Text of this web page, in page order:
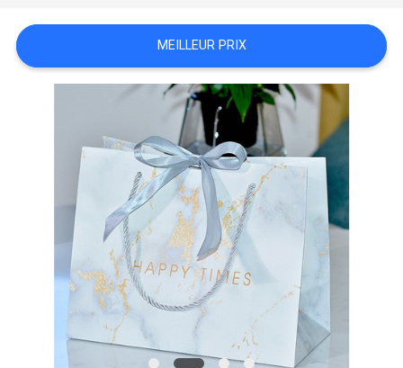
CONTACTER
NOUVELLES
DEMANDEZ
DEVIS
MEILLEUR PRIX